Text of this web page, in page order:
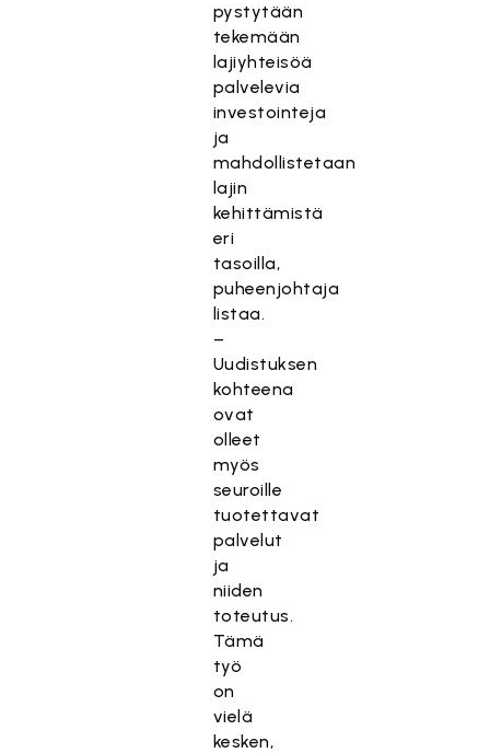
pystytään
tekemään
lajiyhteisöä
palvelevia
investointeja
ja
mahdollistetaan
lajin
kehittämistä
eri
tasoilla,
puheenjohtaja
listaa.
–
Uudistuksen
kohteena
ovat
olleet
myös
seuroille
tuotettavat
palvelut
ja
niiden
toteutus.
Tämä
työ
on
vielä
kesken,